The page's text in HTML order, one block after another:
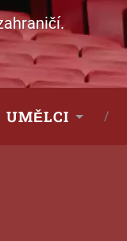
UMĚLCI